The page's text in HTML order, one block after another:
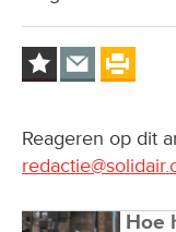
Reageren op dit
Hoe